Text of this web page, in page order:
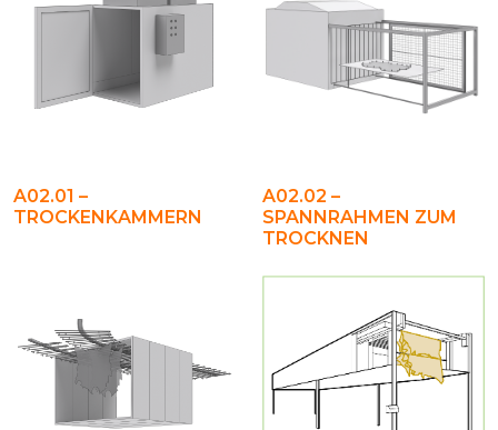
A02.01 –
TROCKENKAMMERN
A02.02 –
SPANNRAHMEN ZUM
TROCKNEN